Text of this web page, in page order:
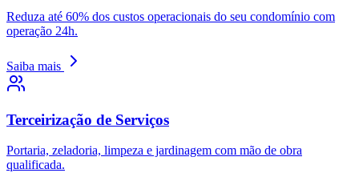
Reduza até 60% dos custos operacionais do seu condomínio com
operação 24h.
Saiba mais
Terceirização de Serviços
Portaria, zeladoria, limpeza e jardinagem com mão de obra
qualificada.